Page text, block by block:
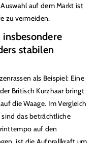
auf dem Markt ist
zu vermeiden.
stabilen
als Beispiel: Eine
Britisch Kurzhaar bringt
die Waage. Im Vergleich
das beträchtliche
auf den